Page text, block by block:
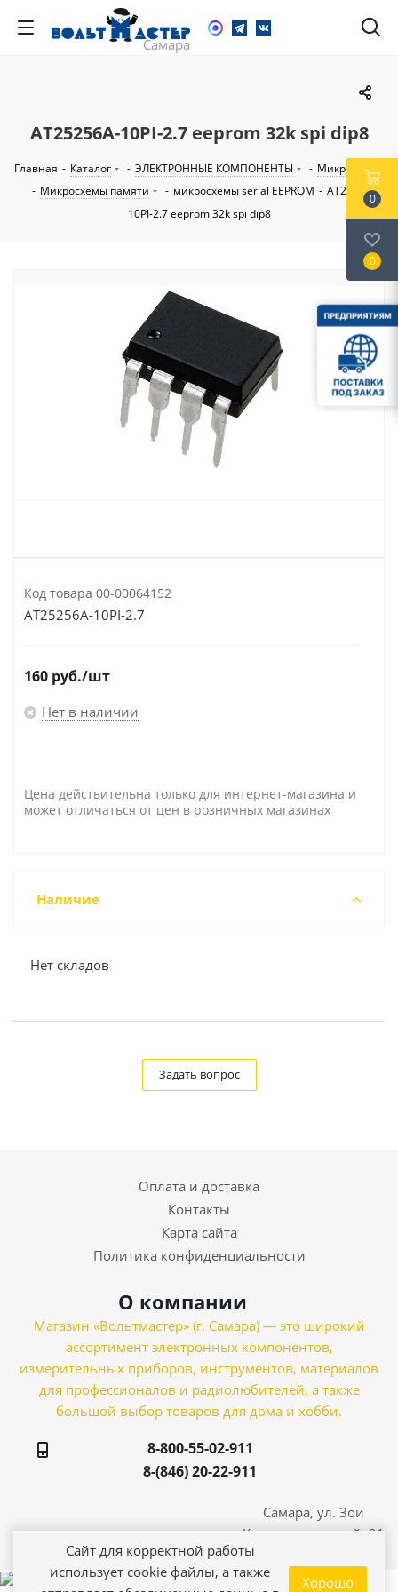
AT25256A-10PI-2.7 eeprom 32k spi dip8
Главная - Каталог - ЭЛЕКТРОННЫЕ КОМПОНЕНТЫ - Микросхемы
- Микросхемы памяти - микросхемы serial EEPROM - AT25256A-
10PI-2.7 eeprom 32k spi dip8
Код товара 00-00064152
AT25256A-10PI-2.7
160 руб./шт
Нет в наличии
Цена действительна только для интернет-магазина и
может отличаться от цен в розничных магазинах
Наличие
Нет складов
Задать вопрос
Оплата и доставка
Контакты
Карта сайта
Политика конфиденциальности
О компании
Магазин «Вольтмастер» (г. Самара) — это широкий
ассортимент электронных компонентов,
измерительных приборов, инструментов, материалов
для профессионалов и радиолюбителей, а также
большой выбор товаров для дома и хобби.
8-800-55-02-911
8-(846) 20-22-911
Самара, ул. Зои
Космодемьянской, 21
0
0
Сайт для корректной работы
использует cookie файлы, а также
Хорошо